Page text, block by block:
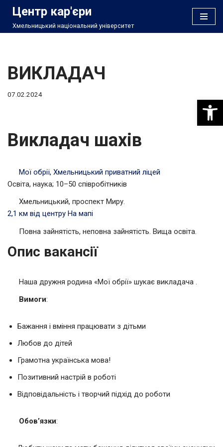
Перейти
Центр кар'єри
Хмельницький національний університет
ВИКЛАДАЧ
07.02.2024
Викладач шахів
Мої обрії, Хмельницький приватний ліцей
Освіта, наука; 10–50 співробітників
Хмельницький, проспект Миру.
2,1 км від центру На мапі
Повна зайнятість, неповна зайнятість. Вища освіта.
Опис вакансії
Наша дружня родина «Мої обрії» шукає викладача .
Вимоги:
Бажання і вміння працювати з дітьми
Любов до дітей
Грамотна українська мова!
Позитивний настрій в роботі
Відповідальність і творчий підхід до роботи
Обов’язки: